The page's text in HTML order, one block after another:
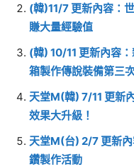
(韓)11/7 更新內容：
賺大量經驗值
(韓) 10/11 更新內容
箱製作傳說裝備第三
天堂M(韓) 7/11 更新
效果大升級！
天堂M(台) 2/7 更新
鑽製作活動